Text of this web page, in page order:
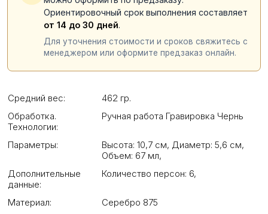
Ориентировочный срок выполнения составляет
от 14 до 30 дней.
Для уточнения стоимости и сроков свяжитесь с
менеджером или оформите предзаказ онлайн.
Средний вес:
462 гр.
Обработка.
Технологии:
Ручная работа Гравировка Чернь
Параметры: Высота: 10,7 см, Диаметр: 5,6 см,
Объем: 67 мл,
Дополнительные
данные:
Количество персон: 6,
Материал:
Серебро 875